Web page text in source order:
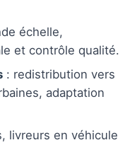
échelle,
et contrôle qualité.
: redistribution vers
adaptation
livreurs en véhicule